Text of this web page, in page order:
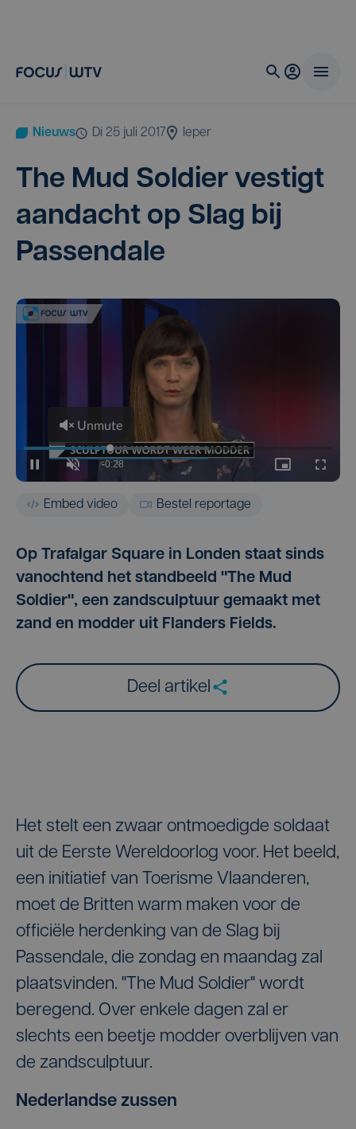
Nieuws di 25 juli 2017 Ieper
The Mud Sol­dier ves­tigt
aan­dacht op Slag bij
Passendale
Embed video Bestel reportage
Op Trafalgar Square in Londen staat sinds
vanochtend het standbeeld "The Mud
Soldier", een zandsculptuur gemaakt met
zand en modder uit Flanders Fields.
Deel artikel
Het stelt een zwaar ontmoedigde soldaat
uit de Eerste Wereldoorlog voor. Het beeld,
een initiatief van Toerisme Vlaanderen,
moet de Britten warm maken voor de
officiële herdenking van de Slag bij
Passendale, die zondag en maandag zal
plaatsvinden. "The Mud Soldier" wordt
beregend. Over enkele dagen zal er
slechts een beetje modder overblijven van
de zandsculptuur.
Nederlandse zussen